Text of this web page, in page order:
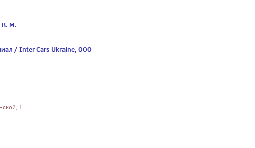
В. М.
/ Inter Cars Ukraine, ООО
1